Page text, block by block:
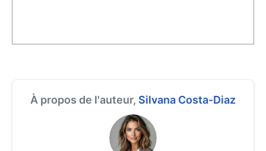
À propos de l'auteur, Silvana Costa-Diaz